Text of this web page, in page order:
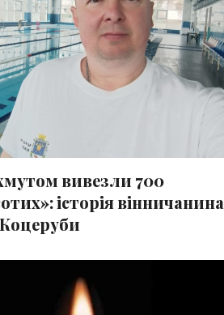
вивезли 700
історія вінничанина